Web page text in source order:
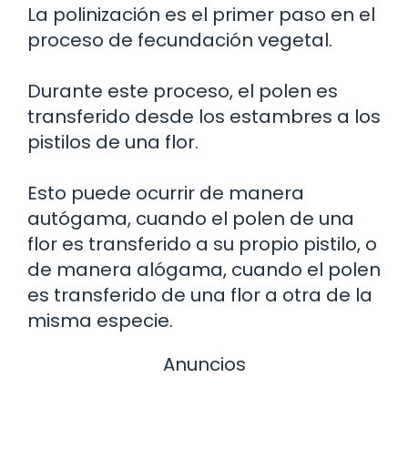
La polinización es el primer paso en el
proceso de fecundación vegetal.
Durante este proceso, el polen es
transferido desde los estambres a los
pistilos de una flor.
Esto puede ocurrir de manera
autógama, cuando el polen de una
flor es transferido a su propio pistilo, o
de manera alógama, cuando el polen
es transferido de una flor a otra de la
misma especie.
Anuncios